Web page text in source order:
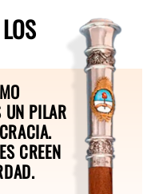
UN PILAR
CREEN